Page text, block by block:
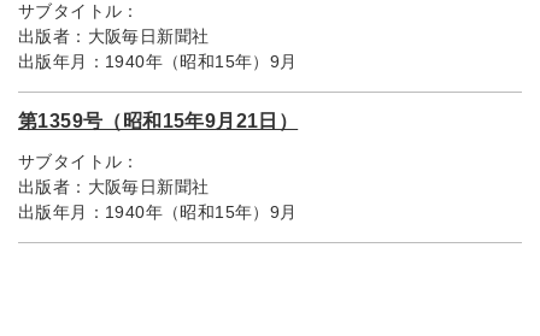
サブタイトル：
出版者： 大阪毎日新聞社
出版年月： 1940年（昭和15年）9月
第1359号（昭和15年9月21日）
サブタイトル：
出版者： 大阪毎日新聞社
出版年月： 1940年（昭和15年）9月